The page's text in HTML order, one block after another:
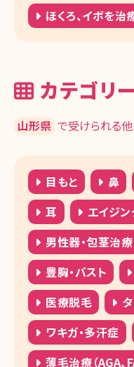
ほくろ、イボを治
カテゴリ
山形県 で受けられる
目もと 鼻
耳
エイジ
男性器・包茎治療
豊胸・バスト
医療脱毛
ワキガ・多汗症
薄毛治療（AGA、